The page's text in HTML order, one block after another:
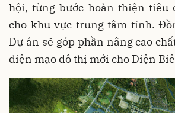
hội, từng bước hoàn thiện
cho khu vực trung tâm tỉnh.
Dự án sẽ góp phần nâng cao
diện mạo đô thị mới cho Điện